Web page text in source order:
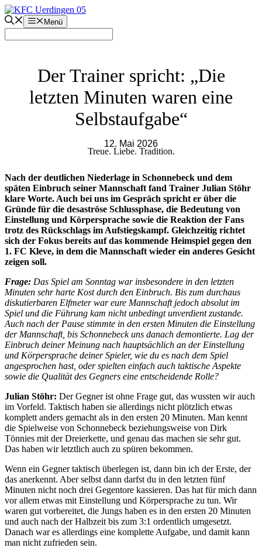
Zum
Inhalt
springen
Menü
Der Trainer spricht: „Die
letzten Minuten waren eine
Selbstaufgabe“
12. Mai 2026
Treue. Liebe. Tradition.
Nach der deutlichen Niederlage in Schonnebeck und dem
späten Einbruch seiner Mannschaft fand Trainer Julian Stöhr
klare Worte. Auch bei uns im Gespräch spricht er über die
Gründe für die desaströse Schlussphase, die Bedeutung von
Einstellung und Körpersprache sowie die Reaktion der Fans
trotz des Rückschlags im Aufstiegskampf. Gleichzeitig richtet
sich der Fokus bereits auf das kommende Heimspiel gegen den
1. FC Kleve, in dem die Mannschaft wieder ein anderes Gesicht
zeigen soll.
Frage: Das Spiel am Sonntag war insbesondere in den letzten
Minuten sehr harte Kost durch den Einbruch. Bis zum durchaus
diskutierbaren Elfmeter war eure Mannschaft jedoch absolut im
Spiel und die Führung kam nicht unbedingt unverdient zustande.
Auch nach der Pause stimmte in den ersten Minuten die Einstellung
der Mannschaft, bis Schonnebeck uns danach demontierte. Lag der
Einbruch deiner Meinung nach hauptsächlich an der Einstellung
und Körpersprache deiner Spieler, wie du es nach dem Spiel
angesprochen hast, oder spielten einfach auch taktische Aspekte
sowie die Qualität des Gegners eine entscheidende Rolle?
Julian Stöhr: Der Gegner ist ohne Frage gut, das wussten wir auch
im Vorfeld. Taktisch haben sie allerdings nicht plötzlich etwas
komplett anders gemacht als in den ersten 20 Minuten. Man kennt
die Spielweise von Schonnebeck beziehungsweise von Dirk
Tönnies mit der Dreierkette, und genau das machen sie sehr gut.
Das haben wir letztlich auch zu spüren bekommen.
Wenn ein Gegner taktisch überlegen ist, dann bin ich der Erste, der
das anerkennt. Aber selbst dann darfst du in den letzten fünf
Minuten nicht noch drei Gegentore kassieren. Das hat für mich dann
vor allem etwas mit Einstellung und Körpersprache zu tun. Wir
waren gut vorbereitet, die Jungs haben es in den ersten 20 Minuten
und auch nach der Halbzeit bis zum 3:1 ordentlich umgesetzt.
Danach war es allerdings eine komplette Aufgabe, und damit kann
man nicht zufrieden sein.